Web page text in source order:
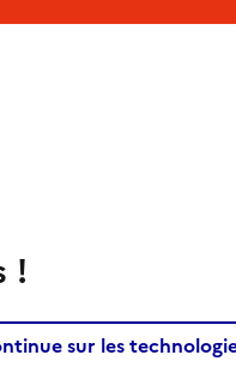
!
sur les